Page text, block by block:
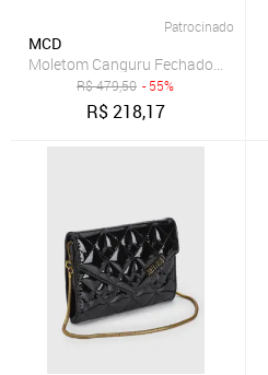
Patrocinado
MCD
Moletom Canguru Fechado Logo
R$479,50 - 55%
R$218,17